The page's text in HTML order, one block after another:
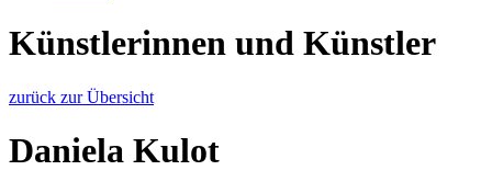
Künstlerinnen und Künstler
zurück zur Übersicht
Daniela Kulot